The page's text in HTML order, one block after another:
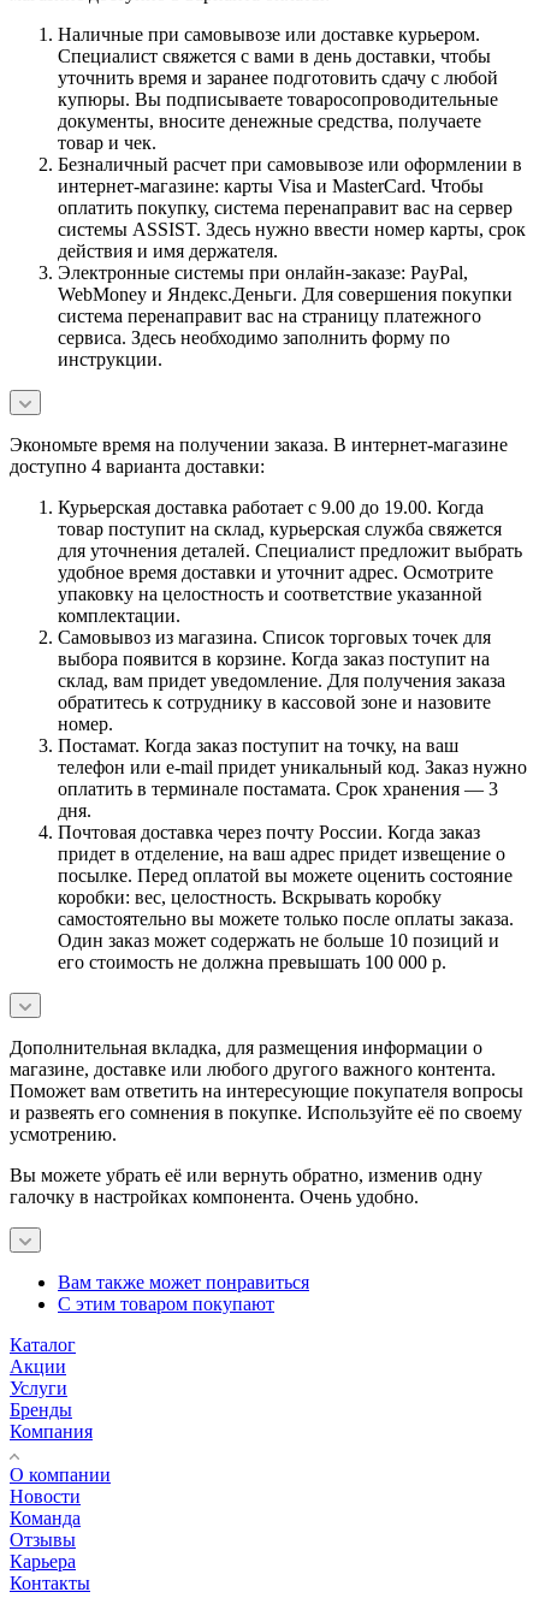
Наличные при самовывозе или доставке курьером.
Специалист свяжется с вами в день доставки, чтобы
уточнить время и заранее подготовить сдачу с любой
купюры. Вы подписываете товаросопроводительные
документы, вносите денежные средства, получаете
товар и чек.
Безналичный расчет при самовывозе или оформлении в
интернет-магазине: карты Visa и MasterCard. Чтобы
оплатить покупку, система перенаправит вас на сервер
системы ASSIST. Здесь нужно ввести номер карты, срок
действия и имя держателя.
Электронные системы при онлайн-заказе: PayPal,
WebMoney и Яндекс.Деньги. Для совершения покупки
система перенаправит вас на страницу платежного
сервиса. Здесь необходимо заполнить форму по
инструкции.
Экономьте время на получении заказа. В интернет-магазине
доступно 4 варианта доставки:
Курьерская доставка работает с 9.00 до 19.00. Когда
товар поступит на склад, курьерская служба свяжется
для уточнения деталей. Специалист предложит выбрать
удобное время доставки и уточнит адрес. Осмотрите
упаковку на целостность и соответствие указанной
комплектации.
Самовывоз из магазина. Список торговых точек для
выбора появится в корзине. Когда заказ поступит на
склад, вам придет уведомление. Для получения заказа
обратитесь к сотруднику в кассовой зоне и назовите
номер.
Постамат. Когда заказ поступит на точку, на ваш
телефон или e-mail придет уникальный код. Заказ нужно
оплатить в терминале постамата. Срок хранения — 3
дня.
Почтовая доставка через почту России. Когда заказ
придет в отделение, на ваш адрес придет извещение о
посылке. Перед оплатой вы можете оценить состояние
коробки: вес, целостность. Вскрывать коробку
самостоятельно вы можете только после оплаты заказа.
Один заказ может содержать не больше 10 позиций и
его стоимость не должна превышать 100 000 р.
Дополнительная вкладка, для размещения информации о
магазине, доставке или любого другого важного контента.
Поможет вам ответить на интересующие покупателя вопросы
и развеять его сомнения в покупке. Используйте её по своему
усмотрению.
Вы можете убрать её или вернуть обратно, изменив одну
галочку в настройках компонента. Очень удобно.
Вам также может понравиться
С этим товаром покупают
Каталог
Акции
Услуги
Бренды
Компания
О компании
Новости
Команда
Отзывы
Карьера
Контакты